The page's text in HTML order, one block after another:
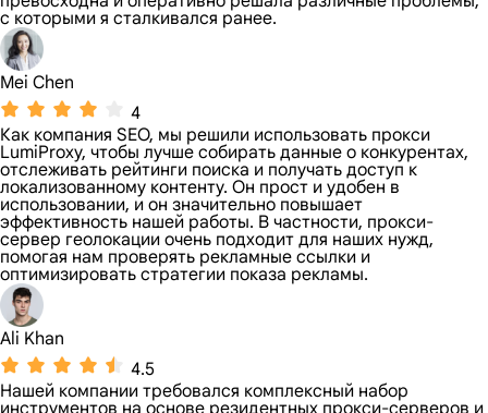
с которыми я сталкивался ранее.
Mei Chen
4
Как компания SEO, мы решили использовать прокси
LumiProxy, чтобы лучше собирать данные о конкурентах,
отслеживать рейтинги поиска и получать доступ к
локализованному контенту. Он прост и удобен в
использовании, и он значительно повышает
эффективность нашей работы. В частности, прокси-
сервер геолокации очень подходит для наших нужд,
помогая нам проверять рекламные ссылки и
оптимизировать стратегии показа рекламы.
Ali Khan
4.5
Нашей компании требовался комплексный набор
инструментов на основе резидентных прокси-серверов и